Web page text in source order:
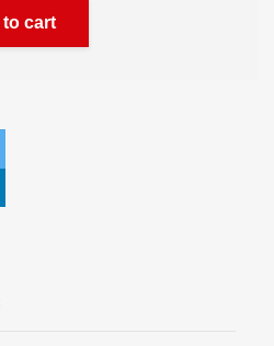
cart